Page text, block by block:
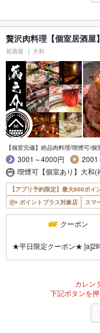
贅沢肉料理【個室居酒
居酒屋 大和
【個室完備】絶品肉料理/喫煙可/個
3001～4000円
2001
喫煙可【個室あり】大和
【アプリ予約限定】最大800ポイ
ポイントプラス対象店
スマ
クーポン
★平日限定クーポン★ [a]2
カレン
下記ボタンを